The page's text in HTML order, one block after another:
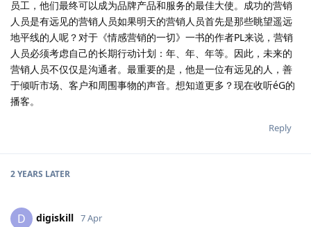
员工，他们最终可以成为品牌产品和服务的最佳大使。成功的营销
人员是有远见的营销人员如果明天的营销人员首先是那些眺望遥远
地平线的人呢？对于《情感营销的一切》一书的作者PL来说，营销
人员必须考虑自己的长期行动计划：年、年、年等。因此，未来的
营销人员不仅仅是沟通者。最重要的是，他是一位有远见的人，善
于倾听市场、客户和周围事物的声音。想知道更多？现在收听éG的
播客。
Reply
2 YEARS LATER
D digiskill 7 Apr